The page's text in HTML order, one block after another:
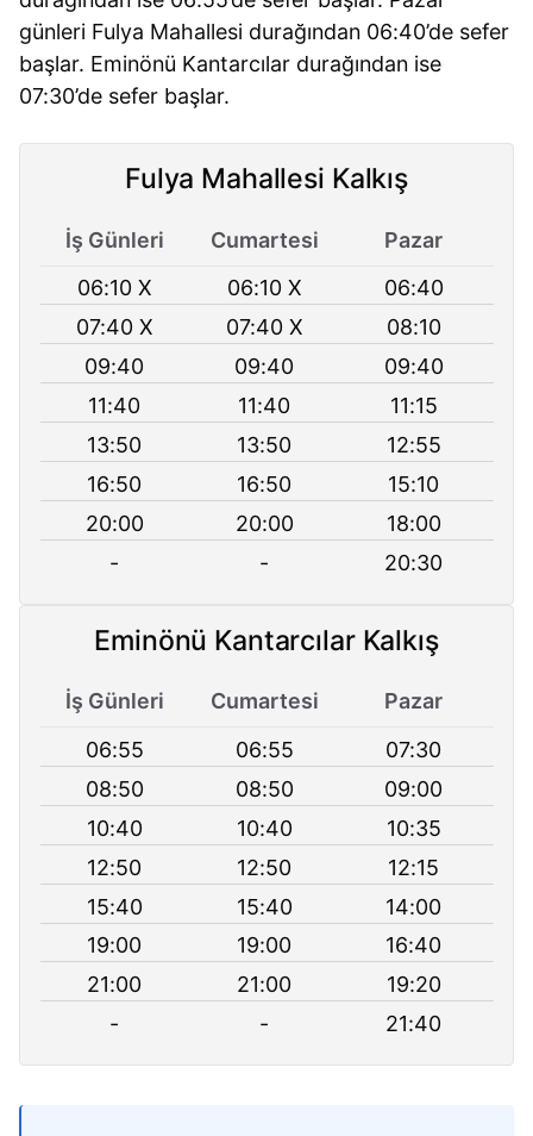
günleri Fulya Mahallesi durağından 06:40’de sefer
başlar. Eminönü Kantarcılar durağından ise
07:30’de sefer başlar.
Fulya Mahallesi Kalkış
İş Günleri Cumartesi
Pazar
06:10 X
06:10 X
06:40
07:40 X
07:40 X
08:10
09:40
09:40
09:40
11:40
11:40
11:15
13:50
13:50
12:55
16:50
16:50
15:10
20:00
20:00
18:00
-
- 20:30
Eminönü Kantarcılar Kalkış
İş Günleri Cumartesi
Pazar
06:55
06:55
07:30
08:50
08:50
09:00
10:40
10:40
10:35
12:50
12:50
12:15
15:40
15:40
14:00
19:00
19:00
16:40
21:00
21:00
19:20
-
- 21:40